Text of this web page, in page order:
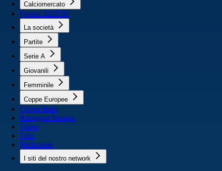
Calciomercato
Napoli 2025/26
La società
Partite
Serie A
Giovanili
Femminile
Coppe Europee
Coppa Italia
Rassegna Stampa
Video
Foto
Redazione
I siti del nostro network